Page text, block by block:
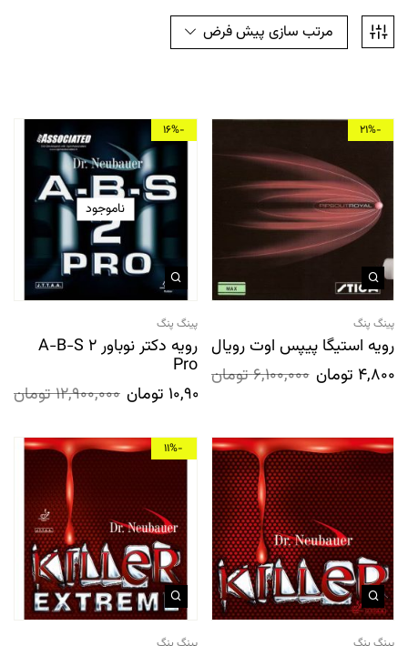
مرتب سازی پیش فرض
-21%
پینگ پنگ
رویه استیگا پیپس اوت رویال
6,100,000تومان تومان
-16%
ناموجود
پینگ پنگ
رویه دکتر نوباور A-B-S 2
Pro
12,900,000تومان 10,900,000 تومان
-11%